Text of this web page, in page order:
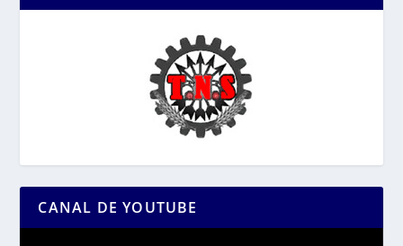
CANAL DE YOUTUBE